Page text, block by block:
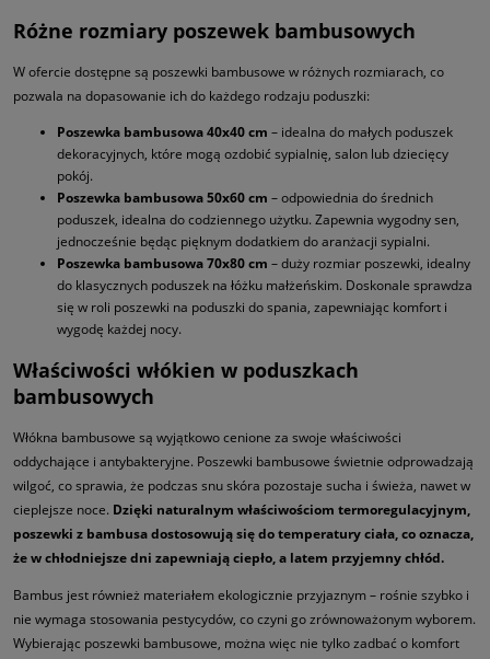
Różne rozmiary poszewek bambusowych
W ofercie dostępne są poszewki bambusowe w różnych rozmiarach, co
pozwala na dopasowanie ich do każdego rodzaju poduszki:
Poszewka bambusowa 40x40 cm – idealna do małych poduszek
dekoracyjnych, które mogą ozdobić sypialnię, salon lub dziecięcy
pokój.
Poszewka bambusowa 50x60 cm – odpowiednia do średnich
poduszek, idealna do codziennego użytku. Zapewnia wygodny sen,
jednocześnie będąc pięknym dodatkiem do aranżacji sypialni.
Poszewka bambusowa 70x80 cm – duży rozmiar poszewki, idealny
do klasycznych poduszek na łóżku małżeńskim. Doskonale sprawdza
się w roli poszewki na poduszki do spania, zapewniając komfort i
wygodę każdej nocy.
Właściwości włókien w poduszkach
bambusowych
Włókna bambusowe są wyjątkowo cenione za swoje właściwości
oddychające i antybakteryjne. Poszewki bambusowe świetnie odprowadzają
wilgoć, co sprawia, że podczas snu skóra pozostaje sucha i świeża, nawet w
cieplejsze noce. Dzięki naturalnym właściwościom termoregulacyjnym,
poszewki z bambusa dostosowują się do temperatury ciała, co oznacza,
że w chłodniejsze dni zapewniają ciepło, a latem przyjemny chłód.
Bambus jest również materiałem ekologicznie przyjaznym – rośnie szybko i
nie wymaga stosowania pestycydów, co czyni go zrównoważonym wyborem.
Wybierając poszewki bambusowe, można więc nie tylko zadbać o komfort